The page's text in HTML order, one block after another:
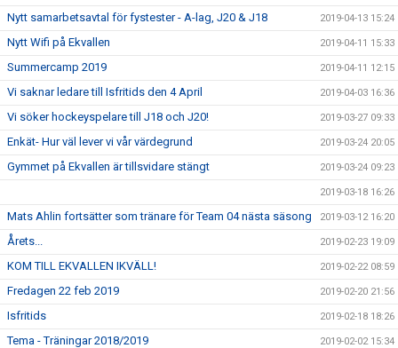
Nytt samarbetsavtal för fystester - A-lag, J20 & J18 2019-04-13 15:24
Nytt Wifi på Ekvallen 2019-04-11 15:33
Summercamp 2019 2019-04-11 12:15
Vi saknar ledare till Isfritids den 4 April 2019-04-03 16:36
Vi söker hockeyspelare till J18 och J20! 2019-03-27 09:33
Enkät- Hur väl lever vi vår värdegrund 2019-03-24 20:05
Gymmet på Ekvallen är tillsvidare stängt 2019-03-24 09:23
2019-03-18 16:26
Mats Ahlin fortsätter som tränare för Team 04 nästa säsong 2019-03-12 16:20
Årets... 2019-02-23 19:09
KOM TILL EKVALLEN IKVÄLL! 2019-02-22 08:59
Fredagen 22 feb 2019 2019-02-20 21:56
Isfritids 2019-02-18 18:26
Tema - Träningar 2018/2019 2019-02-02 15:34